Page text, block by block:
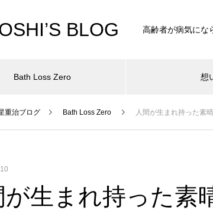
BLOG 高齢者が病気にな
Bath Loss Zero 想
エットになるってホント？
だきました！
プライズ
重治ブログ Bath Loss Zero 人間が生まれ持った素
が生まれ持った素